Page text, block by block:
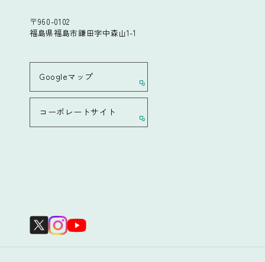
〒960-0102
福島県福島市鎌田字中森山1-1
Googleマップ
コーポレートサイト